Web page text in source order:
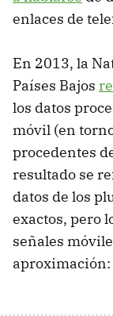
enlaces de
En 2013, la
Países Bajos
los datos
móvil (en
procedentes
resultado se
datos de los
exactos, pero
señales
aproximación: